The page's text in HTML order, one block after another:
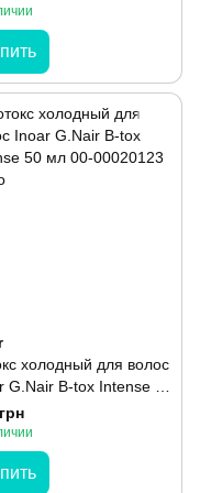
мл
холодный для волос
G.Nair B-tox Intense 50